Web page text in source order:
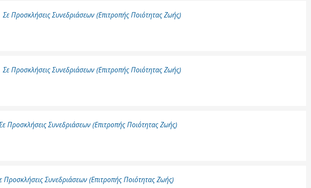
Μάθησης
Σε Προσκλήσεις Συνεδριάσεων (Επιτροπής Ποιότητας Ζωής)
Σε Προσκλήσεις Συνεδριάσεων (Επιτροπής Ποιότητας Ζωής)
Προσκλήσεις Συνεδριάσεων (Επιτροπής Ποιότητας Ζωής)
Προσκλήσεις Συνεδριάσεων (Επιτροπής Ποιότητας Ζωής)